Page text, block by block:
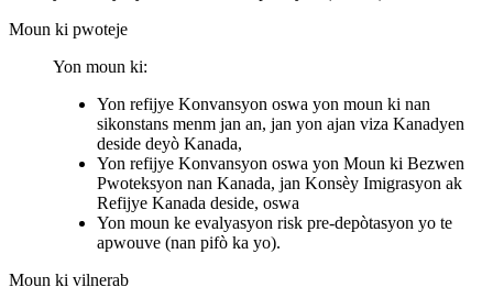
Moun ki pwoteje
Yon moun ki:
Yon refijye Konvansyon oswa yon moun ki nan
sikonstans menm jan an, jan yon ajan viza Kanadyen
deside deyò Kanada,
Yon refijye Konvansyon oswa yon Moun ki Bezwen
Pwoteksyon nan Kanada, jan Konsèy Imigrasyon ak
Refijye Kanada deside, oswa
Yon moun ke evalyasyon risk pre-depòtasyon yo te
apwouve (nan pifò ka yo).
Moun ki vilnerab